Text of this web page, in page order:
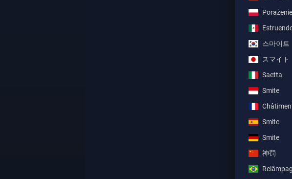
Porażenie
스마이트
スマイト
Saetta
Smite
Smite
Smite
神罚